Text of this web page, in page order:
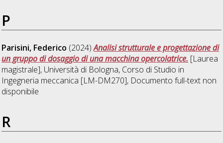
P
Parisini, Federico (2024)Analisi strutturale e progettazione di
un gruppo di dosaggio di una macchina opercolatrice. [Laurea
magistrale], Università di Bologna, Corso di Studio in
Ingegneria meccanica [LM-DM270], Documento full-text non
disponibile
R